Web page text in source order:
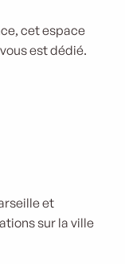
cet espace
est dédié.
et
sur la ville